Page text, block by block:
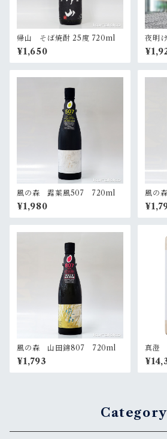
帰山 そば焼酎 25度 720ml
¥1,650
夜明
生酒
風の森 露葉風507 720ml
¥1,980
風の
風の森 山田錦807 720ml
¥1,793
真澄
（桐
Category